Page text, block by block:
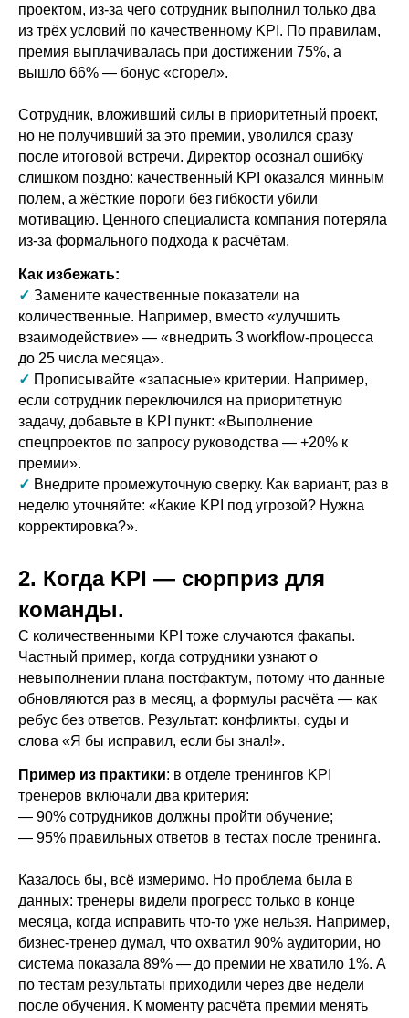
проектом, из-за чего сотрудник выполнил только два
из трёх условий по качественному KPI. По правилам,
премия выплачивалась при достижении 75%, а
вышло 66% — бонус «сгорел».
Сотрудник, вложивший силы в приоритетный проект,
но не получивший за это премии, уволился сразу
после итоговой встречи. Директор осознал ошибку
слишком поздно: качественный KPI оказался минным
полем, а жёсткие пороги без гибкости убили
мотивацию. Ценного специалиста компания потеряла
из-за формального подхода к расчётам.
Как избежать:
✓ Замените качественные показатели на
количественные. Например, вместо «улучшить
взаимодействие» — «внедрить 3 workflow-процесса
до 25 числа месяца».
✓ Прописывайте «запасные» критерии. Например,
если сотрудник переключился на приоритетную
задачу, добавьте в KPI пункт: «Выполнение
спецпроектов по запросу руководства — +20% к
премии».
✓ Внедрите промежуточную сверку. Как вариант, раз в
неделю уточняйте: «Какие KPI под угрозой? Нужна
корректировка?».
2. Когда KPI — сюрприз для
команды.
С количественными KPI тоже случаются факапы.
Частный пример, когда сотрудники узнают о
невыполнении плана постфактум, потому что данные
обновляются раз в месяц, а формулы расчёта — как
ребус без ответов. Результат: конфликты, суды и
слова «Я бы исправил, если бы знал!».
Пример из практики: в отделе тренингов KPI
тренеров включали два критерия:
— 90% сотрудников должны пройти обучение;
— 95% правильных ответов в тестах после тренинга.
Казалось бы, всё измеримо. Но проблема была в
данных: тренеры видели прогресс только в конце
месяца, когда исправить что-то уже нельзя. Например,
бизнес-тренер думал, что охватил 90% аудитории, но
система показала 89% — до премии не хватило 1%. А
по тестам результаты приходили через две недели
после обучения. К моменту расчёта премии менять